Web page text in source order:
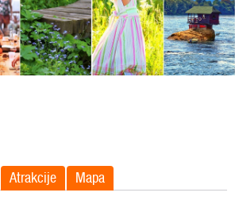
Atrakcije Mapa